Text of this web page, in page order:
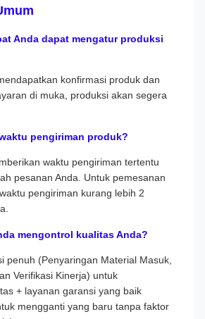
Anda dapat mengatur produksi
konfirmasi produk dan
di muka, produksi akan segera
pengiriman produk?
waktu pengiriman tertentu
pesanan Anda. Untuk pemesanan
pengiriman kurang lebih 2
mengontrol kualitas Anda?
penuh (Penyaringan Material Masuk,
Verifikasi Kinerja) untuk
+ layanan garansi yang baik
mengganti yang baru tanpa faktor